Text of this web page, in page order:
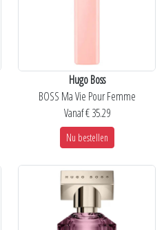
Hugo Boss
BOSS Ma Vie Pour Femme
Vanaf € 35.29
Nu bestellen